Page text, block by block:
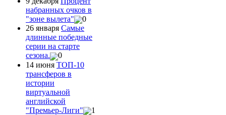
набранных очков в
"зоне вылета"
0
26 января Самые
длинные победные
серии на старте
сезона.
0
14 июня ТОП-10
трансферов в
истории
виртуальной
английской
"Премьер-Лиги"
1